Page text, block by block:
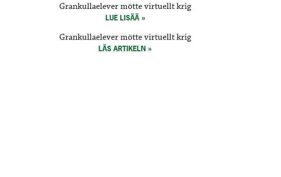
Grankullaelever mötte virtuellt krig
LUE LISÄÄ
Grankullaelever mötte virtuellt krig
LÄS ARTIKELN